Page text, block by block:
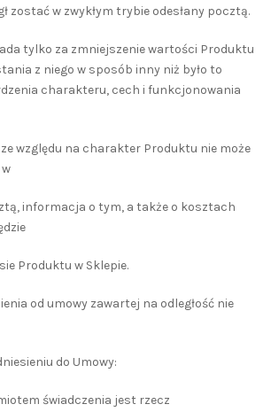
zostać w zwykłym trybie odesłany pocztą.
tylko za zmniejszenie wartości Produktu
z niego w sposób inny niż było to
charakteru, cech i funkcjonowania
względu na charakter Produktu nie może
informacja o tym, a także o kosztach
Produktu w Sklepie.
od umowy zawartej na odległość nie
do Umowy:
świadczenia jest rzecz